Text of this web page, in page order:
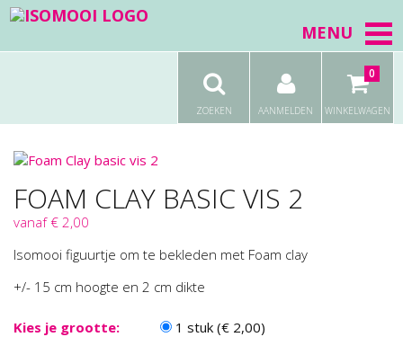
MENU
ZOEKEN AANMELDEN WINKELWAGEN
0
FOAM CLAY BASIC VIS 2
vanaf € 2,00
Isomooi figuurtje om te bekleden met Foam clay
+/- 15 cm hoogte en 2 cm dikte
Kies je grootte:
1 stuk (€ 2,00)